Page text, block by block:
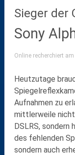
Sieger der
Sony
Online recherchiert
Heutzutage
Aufnahmen zu
mittlerweile
DSLRS, sondern
des fehlenden
sondern auch